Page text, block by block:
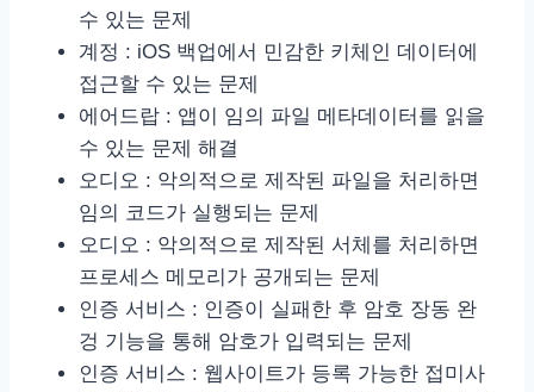
수 있는 문제
계정 : iOS 백업에서 민감한 키체인 데이터에
접근할 수 있는 문제
에어드랍 : 앱이 임의 파일 메타데이터를 읽을
수 있는 문제 해결
오디오 : 악의적으로 제작된 파일을 처리하면
임의 코드가 실행되는 문제
오디오 : 악의적으로 제작된 서체를 처리하면
프로세스 메모리가 공개되는 문제
인증 서비스 : 인증이 실패한 후 암호 장동 완
겅 기능을 통해 암호가 입력되는 문제
인증 서비스 : 웹사이트가 등록 가능한 접미사